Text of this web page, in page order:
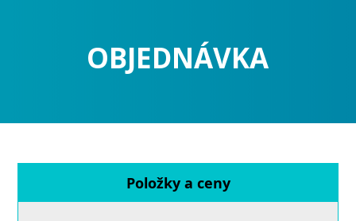
OBJEDNÁVKA
Položky a ceny